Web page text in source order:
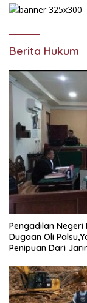
Berita Hukum
Pengadilan Negeri
Dugaan Oli
Penipuan Dari